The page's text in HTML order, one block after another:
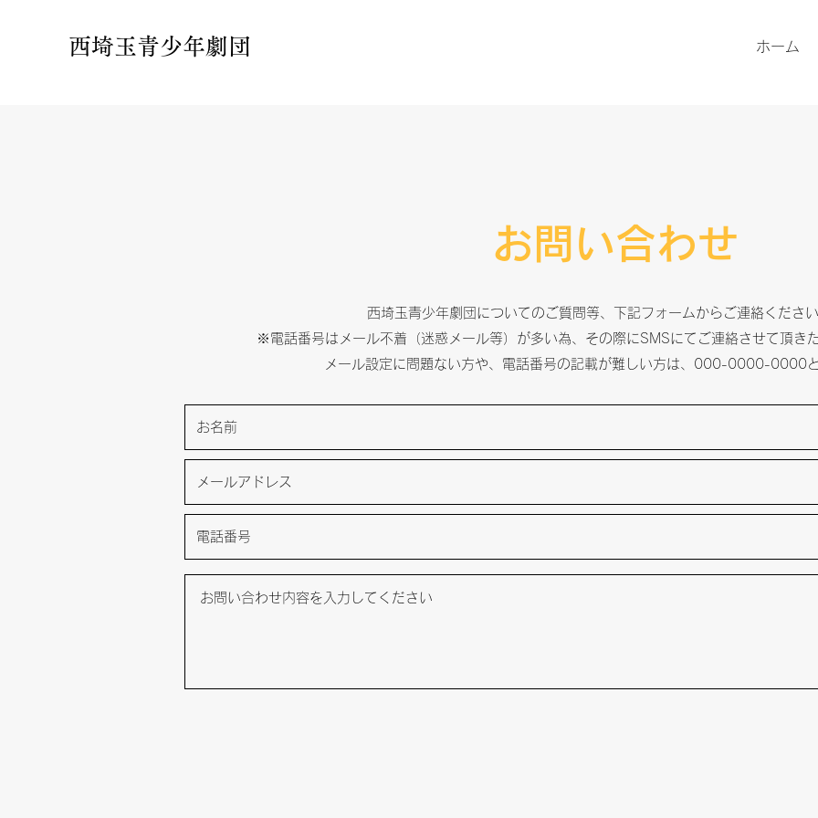
西埼玉青少年劇団 ホーム
お問い合わせ
西埼玉青少年劇団についてのご質問等、下記フォームからご連絡くださ
※電話番号はメール不着（迷惑メール等）が多い為、その際にSMSにてご連絡させて頂き
メール設定に問題ない方や、電話番号の記載が難しい方は、000-0000-0000